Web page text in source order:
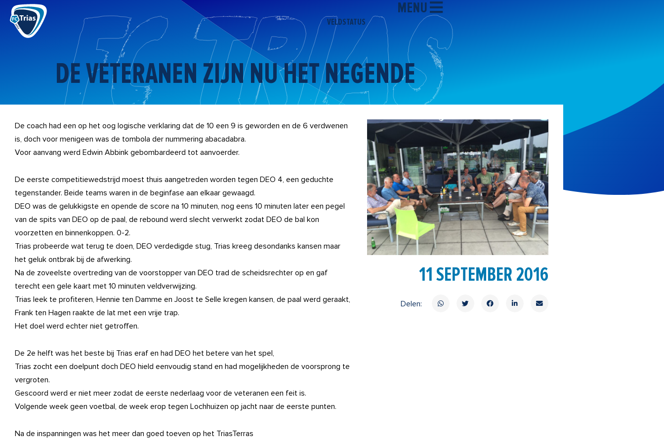
naar
VELDSTATUS
MENU
DE VETERANEN ZIJN NU HET NEGENDE
De coach had een op het oog logische verklaring dat de 10 een 9 is geworden en de 6 verdwenen
is, doch voor menigeen was de tombola der nummering abacadabra.
Voor aanvang werd Edwin Abbink gebombardeerd tot aanvoerder.
De eerste competitiewedstrijd moest thuis aangetreden worden tegen DEO 4, een geduchte
tegenstander. Beide teams waren in de beginfase aan elkaar gewaagd.
DEO was de gelukkigste en opende de score na 10 minuten, nog eens 10 minuten later een pegel
van de spits van DEO op de paal, de rebound werd slecht verwerkt zodat DEO de bal kon
voorzetten en binnenkoppen. 0-2.
Trias probeerde wat terug te doen, DEO verdedigde stug, Trias kreeg desondanks kansen maar
het geluk ontbrak bij de afwerking.
Na de zoveelste overtreding van de voorstopper van DEO trad de scheidsrechter op en gaf
terecht een gele kaart met 10 minuten veldverwijzing.
Trias leek te profiteren, Hennie ten Damme en Joost te Selle kregen kansen, de paal werd geraakt,
Frank ten Hagen raakte de lat met een vrije trap.
Het doel werd echter niet getroffen.
De 2e helft was het beste bij Trias eraf en had DEO het betere van het spel,
Trias zocht een doelpunt doch DEO hield eenvoudig stand en had mogelijkheden de voorsprong te
vergroten.
Gescoord werd er niet meer zodat de eerste nederlaag voor de veteranen een feit is.
Volgende week geen voetbal, de week erop tegen Lochhuizen op jacht naar de eerste punten.
Na de inspanningen was het meer dan goed toeven op het TriasTerras
11 SEPTEMBER 2016
Delen: